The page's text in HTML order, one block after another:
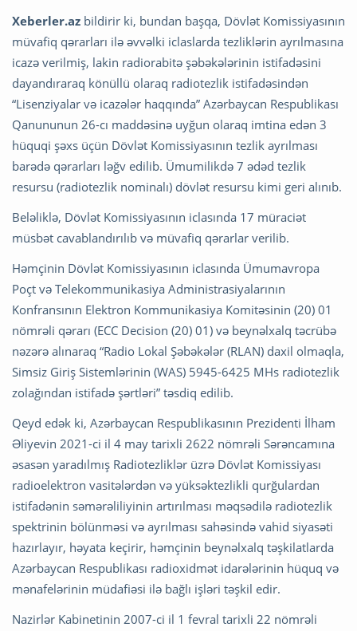
Xeberler.az bildirir ki, bundan başqa, Dövlət Komissiyasının
müvafiq qərarları ilə əvvəlki iclaslarda tezliklərin ayrılmasına
icazə verilmiş, lakin radiorabitə şəbəkələrinin istifadəsini
dayandıraraq könüllü olaraq radiotezlik istifadəsindən
“Lisenziyalar və icazələr haqqında” Azərbaycan Respublikası
Qanununun 26-cı maddəsinə uyğun olaraq imtina edən 3
hüquqi şəxs üçün Dövlət Komissiyasının tezlik ayrılması
barədə qərarları ləğv edilib. Ümumilikdə 7 ədəd tezlik
resursu (radiotezlik nominalı) dövlət resursu kimi geri alınıb.
Beləliklə, Dövlət Komissiyasının iclasında 17 müraciət
müsbət cavablandırılıb və müvafiq qərarlar verilib.
Həmçinin Dövlət Komissiyasının iclasında Ümumavropa
Poçt və Telekommunikasiya Administrasiyalarının
Konfransının Elektron Kommunikasiya Komitəsinin (20) 01
nömrəli qərarı (ECC Decision (20) 01) və beynəlxalq təcrübə
nəzərə alınaraq “Radio Lokal Şəbəkələr (RLAN) daxil olmaqla,
Simsiz Giriş Sistemlərinin (WAS) 5945-6425 MHs radiotezlik
zolağından istifadə şərtləri” təsdiq edilib.
Qeyd edək ki, Azərbaycan Respublikasının Prezidenti İlham
Əliyevin 2021-ci il 4 may tarixli 2622 nömrəli Sərəncamına
əsasən yaradılmış Radiotezliklər üzrə Dövlət Komissiyası
radioelektron vasitələrdən və yüksəktezlikli qurğulardan
istifadənin səmərəliliyinin artırılması məqsədilə radiotezlik
spektrinin bölünməsi və ayrılması sahəsində vahid siyasəti
hazırlayır, həyata keçirir, həmçinin beynəlxalq təşkilatlarda
Azərbaycan Respublikası radioxidmət idarələrinin hüquq və
mənafelərinin müdafiəsi ilə bağlı işləri təşkil edir.
Nazirlər Kabinetinin 2007-ci il 1 fevral tarixli 22 nömrəli